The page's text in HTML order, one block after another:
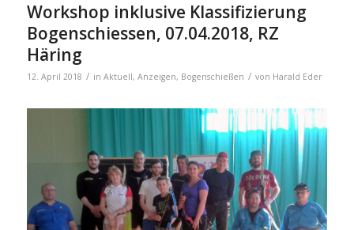
Workshop inklusive Klassifizierung
Bogenschiessen, 07.04.2018, RZ
Häring
12. April 2018 / in Aktuell, Anzeigen, Bogenschießen / von Harald Eder